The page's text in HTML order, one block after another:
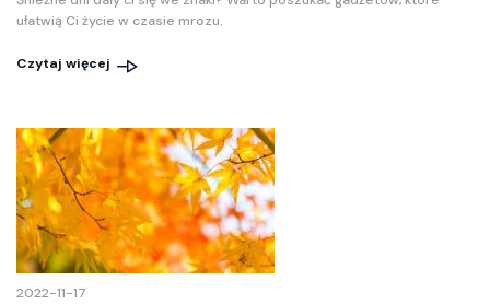
ułatwią Ci życie w czasie mrozu.
Czytaj więcej
2022-11-17